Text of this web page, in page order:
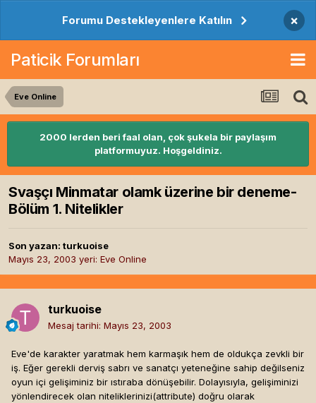
Forumu Destekleyenlere Katılın ×
Paticik Forumları
Eve Online
2000 lerden beri faal olan, çok şukela bir paylaşım
platformuyuz. Hoşgeldiniz.
Svaşçı Minmatar olamk üzerine bir deneme-
Bölüm 1. Nitelikler
Son yazan: turkuoise
Mayıs 23, 2003 yeri: Eve Online
turkuoise
Mesaj tarihi: Mayıs 23, 2003
Eve'de karakter yaratmak hem karmaşık hem de oldukça zevkli bir
iş. Eğer gerekli derviş sabrı ve sanatçı yeteneğine sahip değilseniz
oyun içi gelişiminiz bir ıstıraba dönüşebilir. Dolayısıyla, gelişiminizi
yönlendirecek olan niteliklerinizi(attribute) doğru olarak